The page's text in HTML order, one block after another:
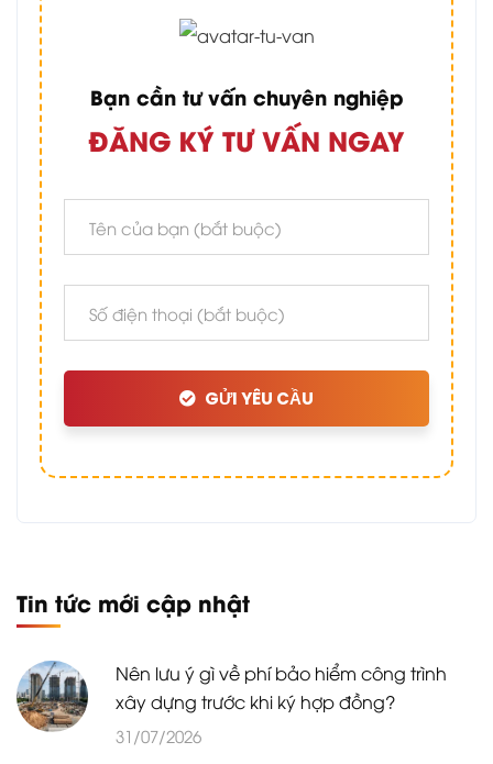
Bạn cần tư vấn chuyên nghiệp
ĐĂNG KÝ TƯ VẤN NGAY
GỬI YÊU CẦU
Tin tức mới cập nhật
Nên lưu ý gì về phí bảo hiểm công trình
xây dựng trước khi ký hợp đồng?
31/07/2026